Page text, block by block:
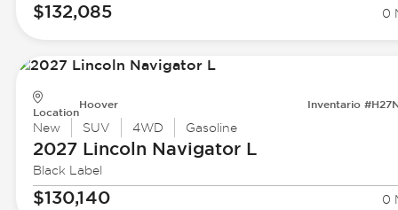
$132,085 0
Location
Hoover Inventario
New SUV 4WD Gasoline
2027 Lincoln Navigator L
Black Label
$130,140 0